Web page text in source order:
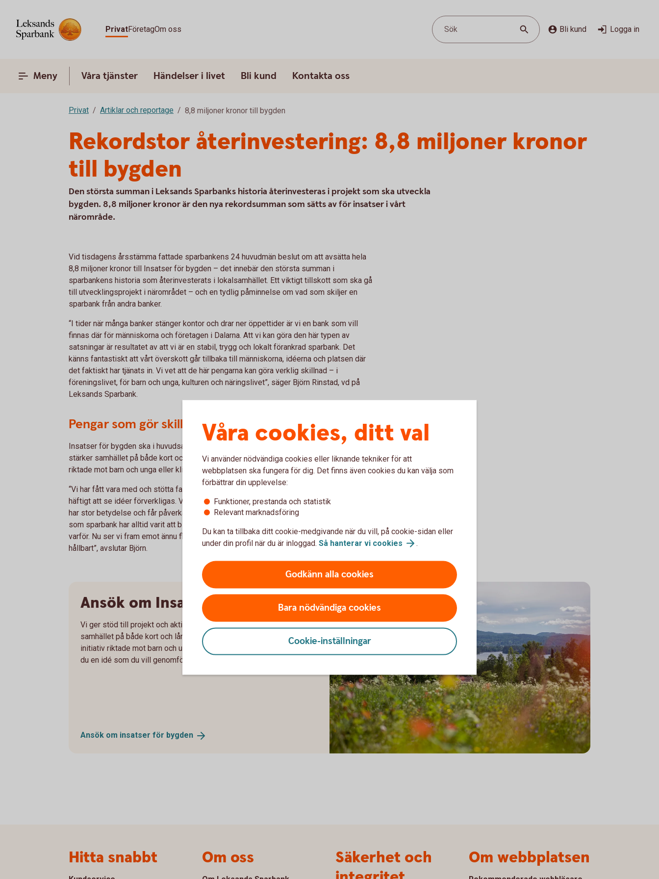
PrivatFöretagOm oss Sök Bli kund Logga in
Meny Våra tjänster Händelser i livet Bli kund Kontakta oss
Privat Artiklar och reportage 8,8 miljoner kronor till bygden
Rekordstor återinvestering: 8,8 miljoner kronor
till bygden
Den största summan i Leksands Sparbanks historia återinvesteras i projekt som ska utveckla
bygden. 8,8 miljoner kronor är den nya rekordsumman som sätts av för insatser i vårt
närområde.
Vid tisdagens årsstämma fattade sparbankens 24 huvudmän beslut om att avsätta hela
8,8 miljoner kronor till Insatser för bygden – det innebär den största summan i
sparbankens historia som återinvesterats i lokalsamhället. Ett viktigt tillskott som ska gå
till utvecklingsprojekt i närområdet – och en tydlig påminnelse om vad som skiljer en
sparbank från andra banker.
“I tider när många banker stänger kontor och drar ner öppettider är vi en bank som vill
finnas där för människorna och företagen i Dalarna. Att vi kan göra den här typen av
satsningar är resultatet av att vi är en stabil, trygg och lokalt förankrad sparbank. Det
känns fantastiskt att vårt överskott går tillbaka till människorna, idéerna och platsen där
det faktiskt har tjänats in. Vi vet att de här pengarna kan göra verklig skillnad – i
föreningslivet, för barn och unga, kulturen och näringslivet”, säger Björn Rinstad, vd på
Leksands Sparbank.
Pengar som gör skillnad
Insatser för bygden ska i huvudsak användas till projekt och aktiviteter som på olika sätt
stärker samhället på både kort och lång sikt. Det kan exempelvis handla om initiativ
riktade mot barn och unga eller klimatsmarta satsningar.
“Vi har fått vara med och stötta fantastiska projekt genom åren och det är alltid lika
häftigt att se idéer förverkligas. Vi ser gång på gång hur eldsjälar och lokalt engagemang
har stor betydelse och får påverkan på samhället och platserna där vi bor. Vårt uppdrag
som sparbank har alltid varit att bidra till utveckling, trygghet och framtidstro – det är vårt
varför. Nu ser vi fram emot ännu fler initiativ som gör hela Dalarna mer attraktivt och
hållbart”, avslutar Björn.
Ansök om Insatser för bygden
Vi ger stöd till projekt och aktiviteter som på olika sätt stärker
samhället på både kort och lång sikt. Det kan exempelvis handla om
initiativ riktade mot barn och unga eller klimatsmarta satsningar. Har
du en idé som du vill genomföra? Skicka in en ansökan om bidrag.
Ansök om insatser för bygden
Våra cookies, ditt val
Vi använder nödvändiga cookies eller liknande tekniker för att
webbplatsen ska fungera för dig. Det finns även cookies du kan välja som
förbättrar din upplevelse:
Funktioner, prestanda och statistik
Relevant marknadsföring
Du kan ta tillbaka ditt cookie-medgivande när du vill, på cookie-sidan eller
under din profil när du är inloggad. Så hanterar vi cookies .
Godkänn alla cookies
Bara nödvändiga cookies
Cookie-inställningar
Hitta snabbt Om oss
Säkerhet och
Om webbplatsen